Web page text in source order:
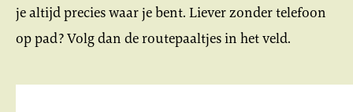
je altijd precies waar je bent. Liever zonder telefoon
op pad? Volg dan de routepaaltjes in het veld.